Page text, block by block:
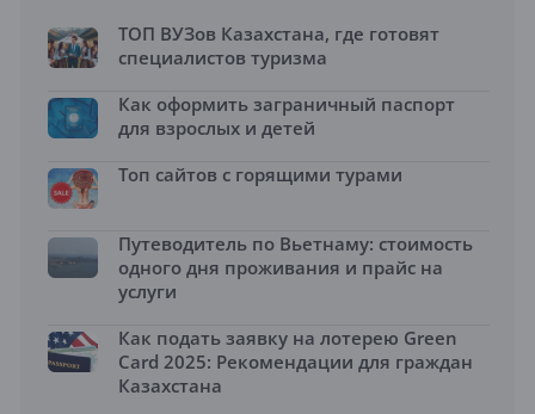
ТОП ВУЗов Казахстана, где готовят
специалистов туризма
Как оформить заграничный паспорт
для взрослых и детей
Топ сайтов с горящими турами
Путеводитель по Вьетнаму: стоимость
одного дня проживания и прайс на
услуги
Как подать заявку на лотерею Green
Card 2025: Рекомендации для граждан
Казахстана